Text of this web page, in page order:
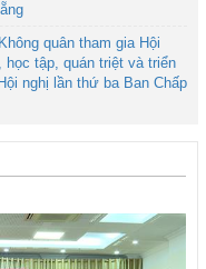
quân tham gia Hội
học tập, quán triệt và triển
nghị lần thứ ba Ban Chấp